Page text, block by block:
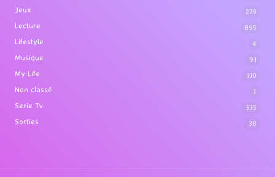
Jeux 279
Lecture 895
Lifestyle 4
Musique 91
My Life 110
Non classé 1
Serie Tv 335
Sorties 38